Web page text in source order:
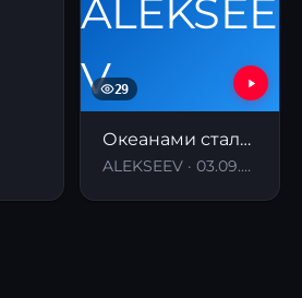
29
Океанами стали (UA Version)
ALEKSEEV · 03.09.2024